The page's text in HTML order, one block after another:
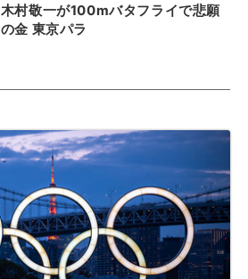
木村敬一が100mバタフライで悲願
の金 東京パラ